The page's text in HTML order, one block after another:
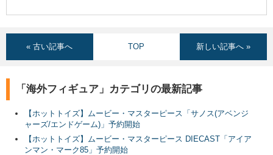
« 古い記事へ TOP 新しい記事へ »
「海外フィギュア」カテゴリの最新記事
【ホットトイズ】ムービー・マスターピース「サノス(アベンジ
ャーズ/エンドゲーム)」予約開始
【ホットトイズ】ムービー・マスターピース DIECAST「アイア
ンマン・マーク85」予約開始